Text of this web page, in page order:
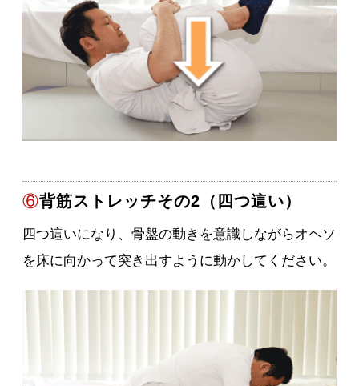
⑥背筋ストレッチその2（四つ這い）
四つ這いになり、骨盤の動きを意識しながらオヘソ
を床に向かって突き出すように動かしてください。